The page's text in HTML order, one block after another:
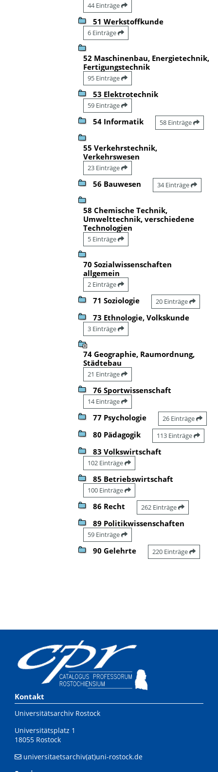
44 Einträge
51 Werkstoffkunde
6 Einträge
52 Maschinenbau, Energietechnik,
Fertigungstechnik
95 Einträge
53 Elektrotechnik
59 Einträge
54 Informatik 58 Einträge
55 Verkehrstechnik,
Verkehrswesen
23 Einträge
56 Bauwesen 34 Einträge
58 Chemische Technik,
Umwelttechnik, verschiedene
Technologien
5 Einträge
70 Sozialwissenschaften
allgemein
2 Einträge
71 Soziologie 20 Einträge
73 Ethnologie, Volkskunde
3 Einträge
74 Geographie, Raumordnung,
Städtebau
21 Einträge
76 Sportwissenschaft
14 Einträge
77 Psychologie 26 Einträge
80 Pädagogik 113 Einträge
83 Volkswirtschaft
102 Einträge
85 Betriebswirtschaft
100 Einträge
86 Recht 262 Einträge
89 Politikwissenschaften
59 Einträge
90 Gelehrte 220 Einträge
Kontakt
Universitätsarchiv Rostock
Universitätsplatz 1
18055 Rostock
universitaetsarchiv(at)uni-rostock.de